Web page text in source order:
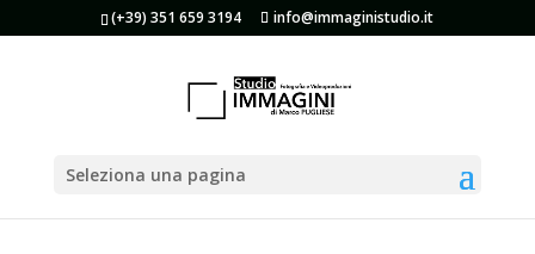
(+39) 351 659 3194 info@immaginistudio.it
Seleziona una pagina